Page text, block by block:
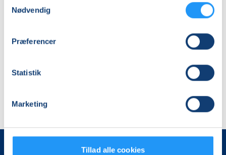
Nødvendig
Præferencer
Statistik
Marketing
Tillad alle cookies
Hvis du vil se mere om dogmestrik, kan du
finde os på Instagram som @hedestrik.
TILMELD DIG